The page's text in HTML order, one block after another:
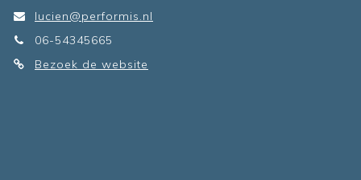
lucien@performis.nl
06-54345665
Bezoek de website